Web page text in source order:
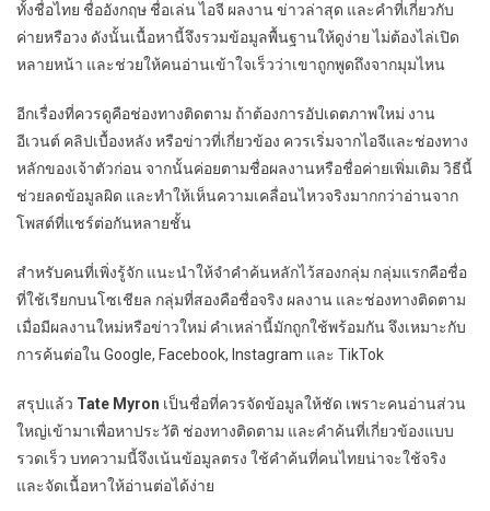
ทั้งชื่อไทย ชื่ออังกฤษ ชื่อเล่น ไอจี ผลงาน ข่าวล่าสุด และคำที่เกี่ยวกับ
ค่ายหรือวง ดังนั้นเนื้อหานี้จึงรวมข้อมูลพื้นฐานให้ดูง่าย ไม่ต้องไล่เปิด
หลายหน้า และช่วยให้คนอ่านเข้าใจเร็วว่าเขาถูกพูดถึงจากมุมไหน
อีกเรื่องที่ควรดูคือช่องทางติดตาม ถ้าต้องการอัปเดตภาพใหม่ งาน
อีเวนต์ คลิปเบื้องหลัง หรือข่าวที่เกี่ยวข้อง ควรเริ่มจากไอจีและช่องทาง
หลักของเจ้าตัวก่อน จากนั้นค่อยตามชื่อผลงานหรือชื่อค่ายเพิ่มเติม วิธีนี้
ช่วยลดข้อมูลผิด และทำให้เห็นความเคลื่อนไหวจริงมากกว่าอ่านจาก
โพสต์ที่แชร์ต่อกันหลายชั้น
สำหรับคนที่เพิ่งรู้จัก แนะนำให้จำคำค้นหลักไว้สองกลุ่ม กลุ่มแรกคือชื่อ
ที่ใช้เรียกบนโซเชียล กลุ่มที่สองคือชื่อจริง ผลงาน และช่องทางติดตาม
เมื่อมีผลงานใหม่หรือข่าวใหม่ คำเหล่านี้มักถูกใช้พร้อมกัน จึงเหมาะกับ
การค้นต่อใน Google, Facebook, Instagram และ TikTok
สรุปแล้ว Tate Myron เป็นชื่อที่ควรจัดข้อมูลให้ชัด เพราะคนอ่านส่วน
ใหญ่เข้ามาเพื่อหาประวัติ ช่องทางติดตาม และคำค้นที่เกี่ยวข้องแบบ
รวดเร็ว บทความนี้จึงเน้นข้อมูลตรง ใช้คำค้นที่คนไทยน่าจะใช้จริง
และจัดเนื้อหาให้อ่านต่อได้ง่าย